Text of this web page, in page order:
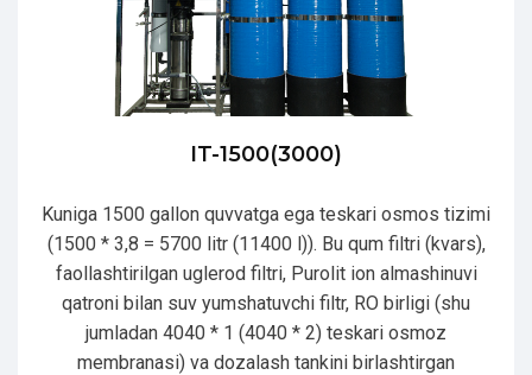
IT-1500(3000)
Kuniga 1500 gallon quvvatga ega teskari osmos tizimi
(1500 * 3,8 = 5700 litr (11400 l)). Bu qum filtri (kvars),
faollashtirilgan uglerod filtri, Purolit ion almashinuvi
qatroni bilan suv yumshatuvchi filtr, RO birligi (shu
jumladan 4040 * 1 (4040 * 2) teskari osmoz
membranasi) va dozalash tankini birlashtirgan